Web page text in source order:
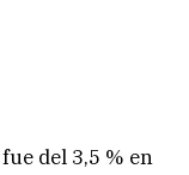
del 3,5 % en